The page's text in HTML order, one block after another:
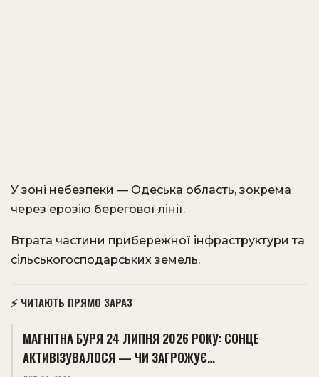
У зоні небезпеки — Одеська область, зокрема
через ерозію берегової лінії.
Втрата частини прибережної інфраструктури та
сільськогосподарських земель.
⚡ ЧИТАЮТЬ ПРЯМО ЗАРАЗ
МАГНІТНА БУРЯ 24 ЛИПНЯ 2026 РОКУ: СОНЦЕ
АКТИВІЗУВАЛОСЯ — ЧИ ЗАГРОЖУЄ…